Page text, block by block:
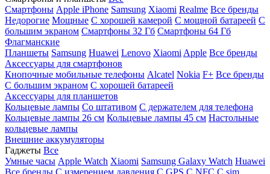
Смартфоны Apple iPhone Samsung Xiaomi Realme Все бренды
Недорогие Мощные С хорошей камерой С мощной батареей С
большим экраном Смартфоны 32 Гб Смартфоны 64 Гб
Флагманские
Планшеты Samsung Huawei Lenovo Xiaomi Apple Все бренды
Аксессуары для смартфонов
Кнопочные мобильные телефоны Alcatel Nokia F+ Все бренды
С большим экраном С хорошей батареей
Аксессуары для планшетов
Кольцевые лампы Со штативом C держателем для телефона
Кольцевые лампы 26 см Кольцевые лампы 45 см Настольные
кольцевые лампы
Внешние аккумуляторы
Гаджеты Все
Умные часы Apple Watch Xiaomi Samsung Galaxy Watch Huawei
Все бренды C измерением давления C GPS C NFC C sim